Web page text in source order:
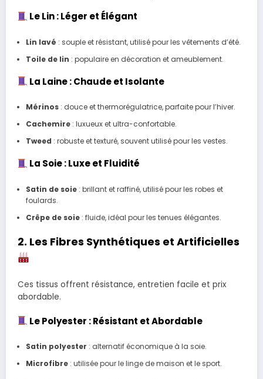
Le Lin : Léger et Élégant
Lin lavé : souple et résistant, utilisé pour les vêtements d’été.
Toile de lin : populaire en décoration et ameublement.
La Laine : Chaude et Isolante
Mérinos: douce et thermorégulatrice, parfaite pour l’hiver.
Cachemire: luxueux et ultra-confortable.
Tweed : robuste et texturé, souvent utilisé pour les vestes.
La Soie : Luxe et Fluidité
Satin de soie: brillant et raffiné, utilisé pour les robes et
foulards.
Crêpe de soie: fluide, idéal pour les tenues élégantes.
2. Les Fibres Synthétiques et Artificielles
Ces tissus offrent résistance, entretien facile et prix
abordable.
Le Polyester : Résistant et Abordable
Satin polyester : alternatif économique à la soie.
Microfibre: utilisée pour le linge de maison et le sport.